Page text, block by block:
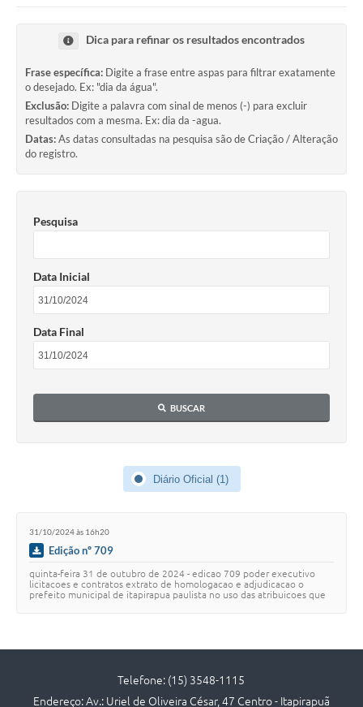
PS nº 001/2021 - Cargo Enfermeiro(a)
Galeria de Vídeos
Audiências Públicas
Contas Públicas
Editais
A Prefeitura
Jornal
Agenda
Dica para refinar os resultados encontrados
Frase específica: Digite a frase entre aspas para filtrar exatamente
o desejado. Ex: "dia da água".
Exclusão: Digite a palavra com sinal de menos (-) para excluir
resultados com a mesma. Ex: dia da -agua.
Datas:As datas consultadas na pesquisa são de Criação / Alteração
do registro.
Pesquisa
Data Inicial
Data Final
BUSCAR
Diário Oficial (1)
31/10/2024 às 16h20
Edição nº 709
quinta-feira 31 de outubro de 2024 - edicao 709 poder executivo
licitacoes e contratos extrato de homologacao e adjudicacao o
prefeito municipal de itapirapua paulista no uso das atribuicoes que
Telefone: (15) 3548-1115
Endereço: Av.: Uriel de Oliveira César, 47 Centro - Itapirapuã